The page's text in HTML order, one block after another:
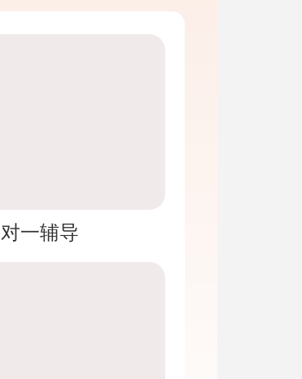
一辅导